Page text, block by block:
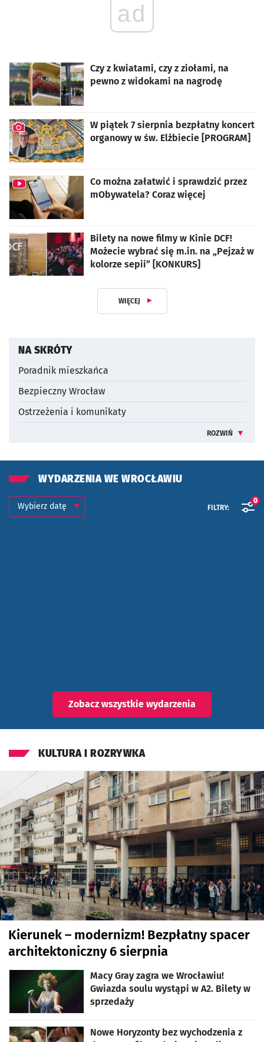
ad
Czy z kwiatami, czy z ziołami, na
pewno z widokami na nagrodę
W piątek 7 sierpnia bezpłatny koncert
organowy w św. Elżbiecie [PROGRAM]
Co można załatwić i sprawdzić przez
mObywatela? Coraz więcej
Bilety na nowe filmy w Kinie DCF!
Możecie wybrać się m.in. na „Pejzaż w
kolorze sepii” [KONKURS]
WIĘCEJ Z DZIAŁU DLA MIESZKAŃCA
NA SKRÓTY
Poradnik mieszkańca
Bezpieczny Wrocław
Ostrzeżenia i komunikaty
ROZWIŃ
WYDARZENIA WE WROCŁAWIU
Kalendarium
Wybierz datę FILTRY:
0
Zobacz wszystkie wydarzenia
KULTURA I ROZRYWKA
Kierunek – modernizm! Bezpłatny spacer
architektoniczny 6 sierpnia
Macy Gray zagra we Wrocławiu!
Gwiazda soulu wystąpi w A2. Bilety w
sprzedaży
Nowe Horyzonty bez wychodzenia z